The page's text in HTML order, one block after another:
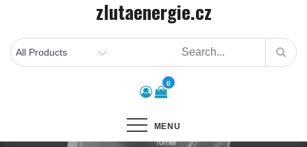
content
zlutaenergie.cz
0
MENU